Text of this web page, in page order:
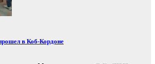
в Коб-Кордоне